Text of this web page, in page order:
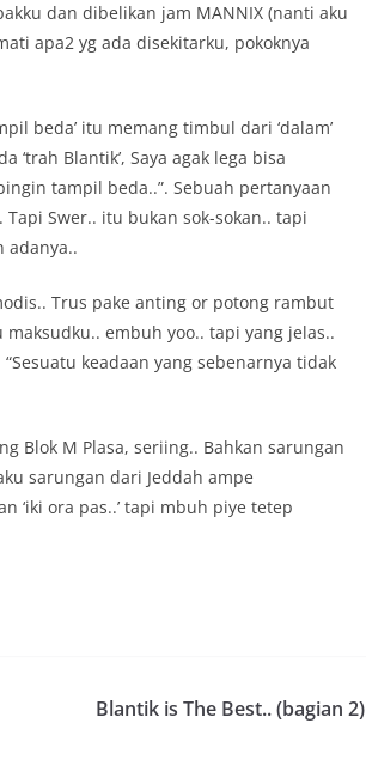
dan dibelikan jam MANNIX (nanti aku
apa2 yg ada disekitarku, pokoknya
beda’ itu memang timbul dari ‘dalam’
Blantik’, Saya agak lega bisa
tampil beda..”. Sebuah pertanyaan
Swer.. itu bukan sok-sokan.. tapi
adanya..
Trus pake anting or potong rambut
maksudku.. embuh yoo.. tapi yang jelas..
keadaan yang sebenarnya tidak
Blok M Plasa, seriing.. Bahkan sarungan
sarungan dari Jeddah ampe
‘iki ora pas..’ tapi mbuh piye tetep
Blantik is The Best.. (bagian 2)